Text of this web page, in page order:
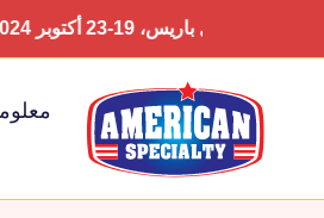
سيال باريس، 19-23 أكتوبر 2024